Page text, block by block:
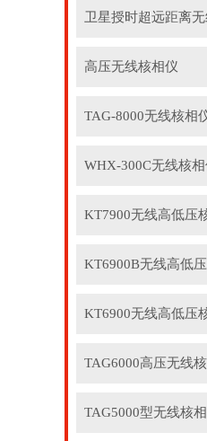
高压无线核相仪
TAG-8000无线核相
WHX-300C无线核相
KT7900无线高低压
KT6900无线高低压
TAG6000高压无线
TAG5000型无线核